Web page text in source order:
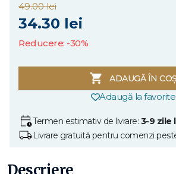
49.00 lei
34.30 lei
Reducere: -30%
ADAUGĂ ÎN COȘ
Adaugă la favorite
Termen estimativ de livrare: 3-9 zile
Livrare gratuită pentru comenzi
Descriere